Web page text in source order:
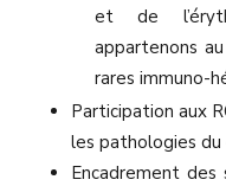
et de
appartenons
rares immuno-
Participation aux
les pathologies
Encadrement des